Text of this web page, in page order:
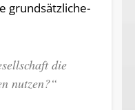
grund­sätz­li­che­
die
nut­zen?“